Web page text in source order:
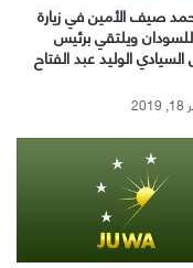
صيف الأمين في زيارة
ويلتقي برئيس
الوليد عبد الفتاح